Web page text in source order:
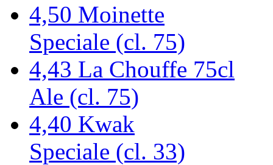
4,50 Moinette
Speciale (cl. 75)
4,43 La Chouffe 75cl
Ale (cl. 75)
4,40 Kwak
Speciale (cl. 33)